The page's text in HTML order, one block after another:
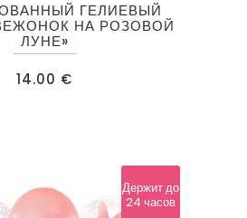
ГЕЛИЕВЫЙ
НА РОЗОВОЙ
ЛУНЕ»
14.00 €
Держит до
24 часов